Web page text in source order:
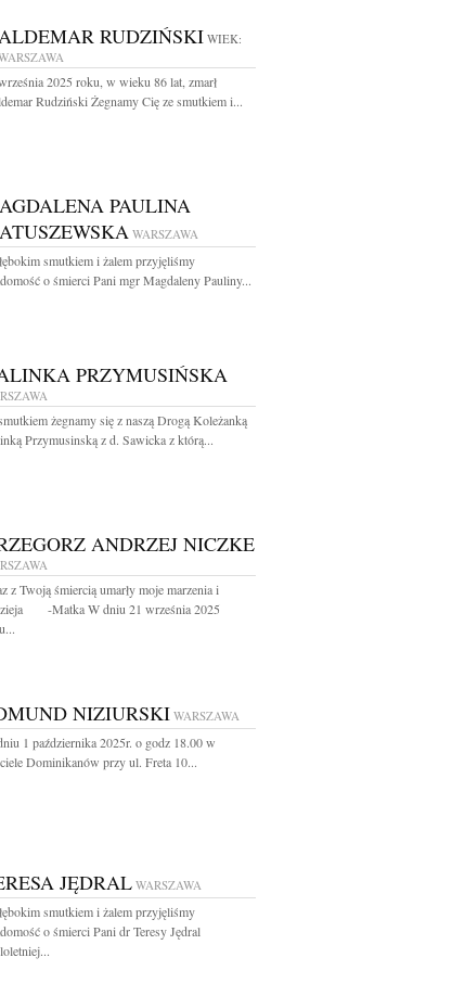
RUDZIŃSKI WIEK:
2025 roku, w wieku 86 lat, zmarł
Rudziński Żegnamy Cię ze smutkiem i...
PAULINA
WARSZAWA
smutkiem i żalem przyjęliśmy
o śmierci Pani mgr Magdaleny Pauliny...
PRZYMUSIŃSKA
żegnamy się z naszą Drogą Koleżanką
Przymusinską z d. Sawicka z którą...
ANDRZEJ NICZKE
z Twoją śmiercią umarły moje marzenia i
-Matka W dniu 21 września 2025
NIZIURSKIWARSZAWA
1 października 2025r. o godz 18.00 w
Dominikanów przy ul. Freta 10...
JĘDRAL WARSZAWA
smutkiem i żalem przyjęliśmy
o śmierci Pani dr Teresy Jędral